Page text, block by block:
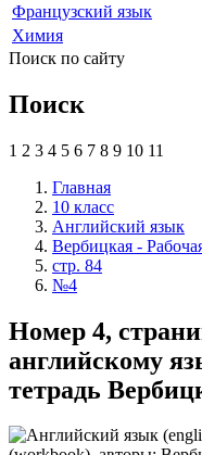
Французский язык
Химия
Поиск по сайту
Поиск
1 2 3 4 5 6 7 8 9 10 11
Главная
10 класс
Английский язык
Вербицкая -
стр. 84
№4
Номер 4,
английскому
тетрадь